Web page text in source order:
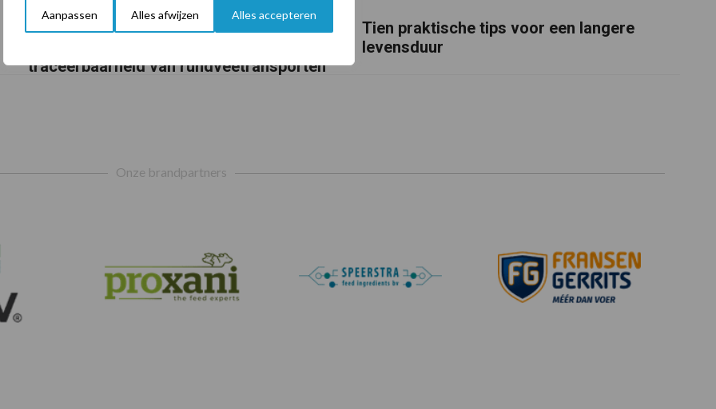
Aanpassen Alles afwijzen Alles accepteren
BoviMove zorgt voor eenvoudige,
traceerbaarheid van rundveetransporten
Tien praktische tips voor een langere
levensduur
Onze brandpartners